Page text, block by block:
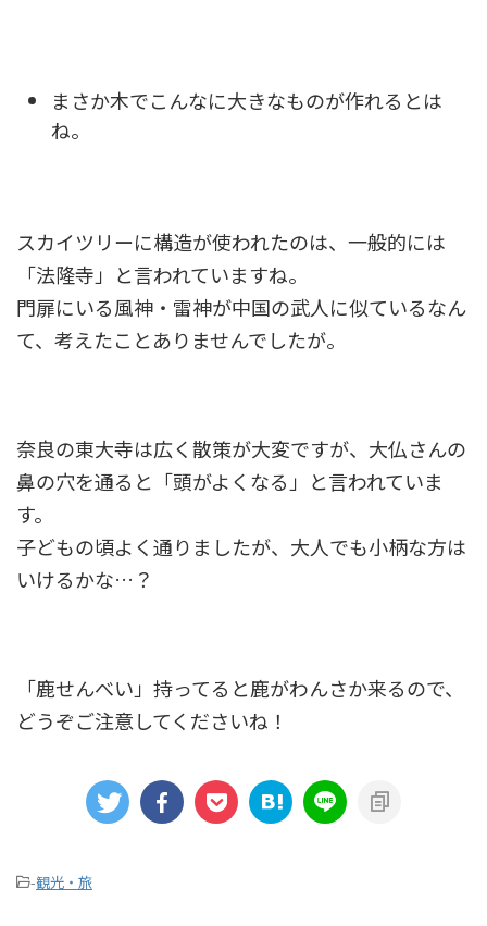
まさか木でこんなに大きなものが作れるとは
ね。
スカイツリーに構造が使われたのは、一般的には
「法隆寺」と言われていますね。
門扉にいる風神・雷神が中国の武人に似ているなん
て、考えたことありませんでしたが。
奈良の東大寺は広く散策が大変ですが、大仏さんの
鼻の穴を通ると「頭がよくなる」と言われていま
す。
子どもの頃よく通りましたが、大人でも小柄な方は
いけるかな…？
「鹿せんべい」持ってると鹿がわんさか来るので、
どうぞご注意してくださいね！
-観光・旅